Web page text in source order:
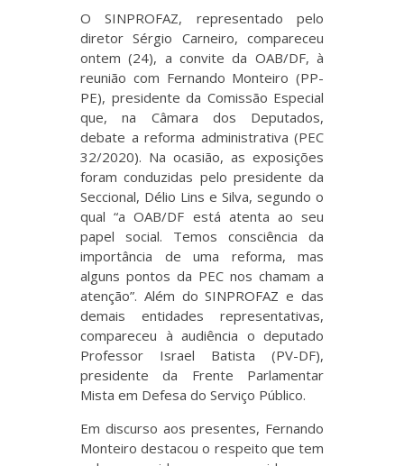
O SINPROFAZ, representado pelo
diretor Sérgio Carneiro, compareceu
ontem (24), a convite da OAB/DF, à
reunião com Fernando Monteiro (PP-
PE), presidente da Comissão Especial
que, na Câmara dos Deputados,
debate a reforma administrativa (PEC
32/2020). Na ocasião, as exposições
foram conduzidas pelo presidente da
Seccional, Délio Lins e Silva, segundo o
qual “a OAB/DF está atenta ao seu
papel social. Temos consciência da
importância de uma reforma, mas
alguns pontos da PEC nos chamam a
atenção”. Além do SINPROFAZ e das
demais entidades representativas,
compareceu à audiência o deputado
Professor Israel Batista (PV-DF),
presidente da Frente Parlamentar
Mista em Defesa do Serviço Público.
Em discurso aos presentes, Fernando
Monteiro destacou o respeito que tem